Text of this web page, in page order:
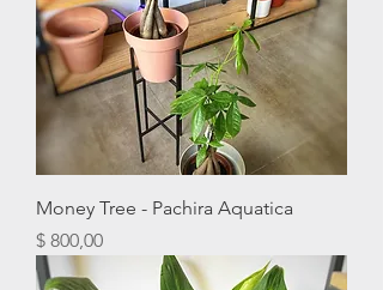
Money Tree - Pachira Aquatica
Precio
$ 800,00